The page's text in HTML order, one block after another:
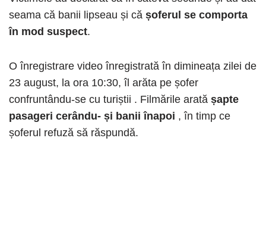
seama că banii lipseau și că șoferul se comporta
în mod suspect.
O înregistrare video înregistrată în dimineața zilei de
23 august, la ora 10:30, îl arăta pe șofer
confruntându-se cu turiștii . Filmările arată șapte
pasageri cerându- și banii înapoi , în timp ce
șoferul refuză să răspundă.